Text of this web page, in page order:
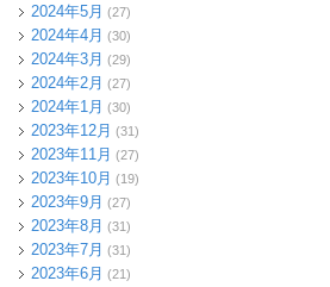
2024年5月 (27)
2024年4月 (30)
2024年3月 (29)
2024年2月 (27)
2024年1月 (30)
2023年12月 (31)
2023年11月 (27)
2023年10月 (19)
2023年9月 (27)
2023年8月 (31)
2023年7月 (31)
2023年6月 (21)